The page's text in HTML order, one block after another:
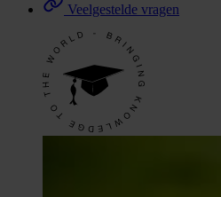
Veelgestelde vragen